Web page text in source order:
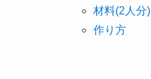
材料(2人分)
作り方